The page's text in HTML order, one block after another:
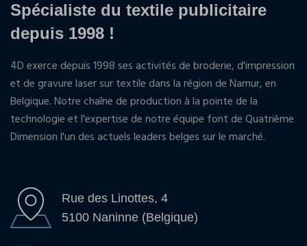
Spécialiste du textile publicitaire
depuis 1998 !
4D exerce depuis 1998 ses activités de broderie, d'impression
et de gravure laser sur textile dans la région de Namur, en
Belgique. Notre chaîne de production à la pointe de la
technologie et l'expertise de notre équipe font de Quatrième
Dimension l'un des actuels leaders belges sur le marché.
Rue des Linottes, 4
5100 Naninne (Belgique)